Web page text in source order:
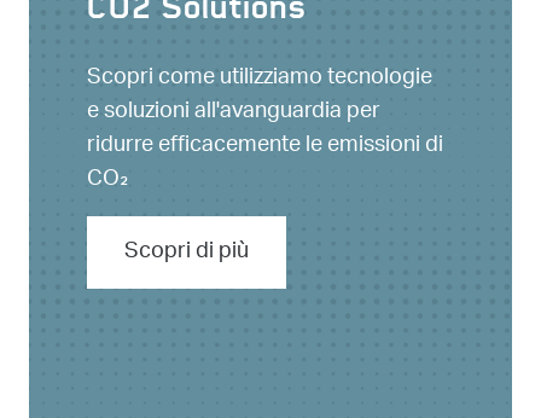
CO2 Solutions
Scopri come utilizziamo tecnologie
e soluzioni all'avanguardia per
ridurre efficacemente le emissioni di
CO₂
Scopri di più